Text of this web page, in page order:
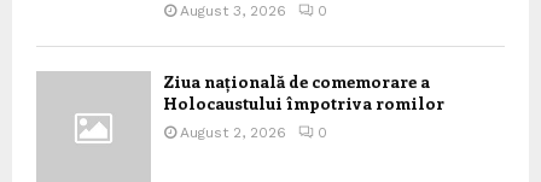
August 3, 2026 0
Ziua națională de comemorare a
Holocaustului împotriva romilor
August 2, 2026 0